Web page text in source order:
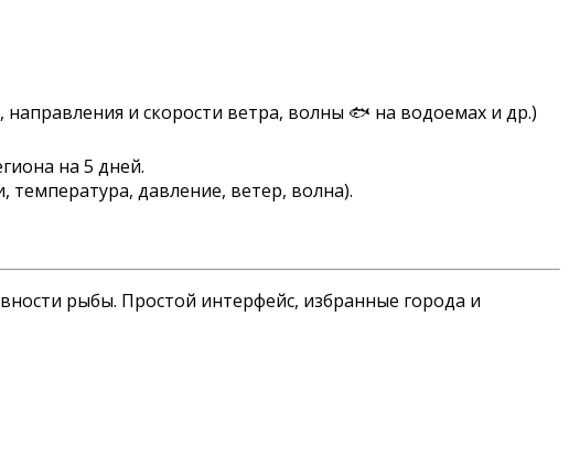
и скорости ветра, волны 🐟 на водоемах и др.)
на 5 дней.
давление, ветер, волна).
рыбы. Простой интерфейс, избранные города и